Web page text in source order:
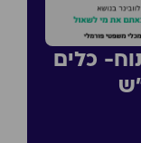
כלים